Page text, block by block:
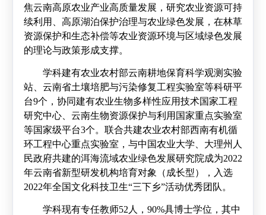
焦云南高原农业产业高质量发展，研究农业资源可持
续利用、高原湖泊保护治理与农业绿色发展，在林草
资源保护和生态补偿等农业资源环境与区域绿色发展
的理论与政策形成支撑。
学科建有农业农村部云南耕地保育科学观测实验
站、云南省土壤培肥与污染修复工程实验室等科研平
台9个，协同建有农业生物多样性应用技术国家工程
研究中心、云南生物资源保护与利用国家重点实验室
等国家级平台3个。联合共建农业农村部西南有机循
环工程中心重点实验室，与中国农业大学、大理州人
民政府共建的洱海流域农业绿色发展研究院成为2022
年云南省新型研发机构培育对象（成长型），入选
2022年全国文化科技卫生“三下乡”活动优秀团队。
学科现有专任教师52 人， 90%具博士学位，其中